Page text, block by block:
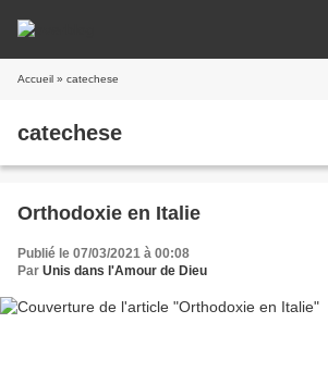
Accueil » catechese
catechese
Orthodoxie en Italie
Publié le 07/03/2021 à 00:08
Par Unis dans l'Amour de Dieu